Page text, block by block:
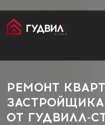
Главная Застройщики
РЕМОНТ
ОТ ГУДВИЛЛ-